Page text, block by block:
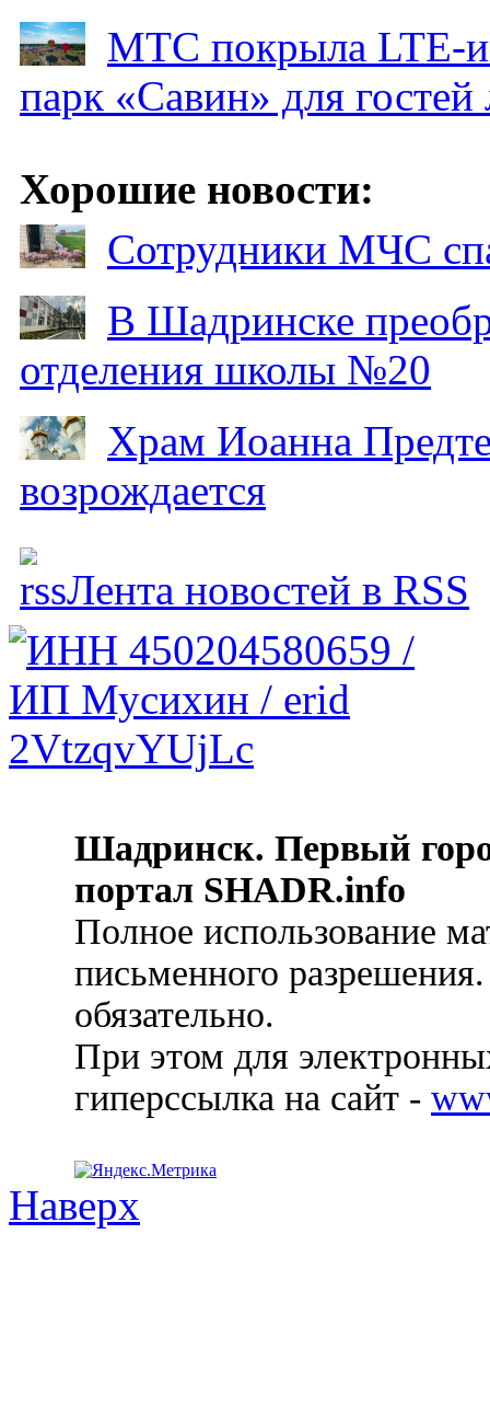
МТС покрыла LTE-
парк «Савин» для гостей
Хорошие новости:
Сотрудники МЧС
В Шадринске
отделения школы №20
Храм Иоанна
возрождается
Лента новостей в RSS
Шадринск. Первый
портал SHADR.info
Полное использование
письменного
обязательно.
При этом для
гиперссылка на сайт -
Наверх